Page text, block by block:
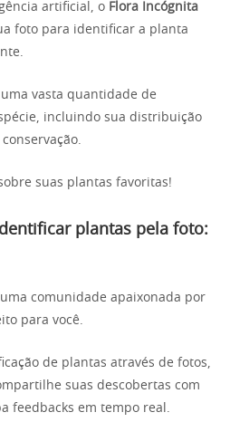
artificial, o Flora Incógnita
foto para identificar a planta
vasta quantidade de
incluindo sua distribuição
suas plantas favoritas!
plantas pela foto:
comunidade apaixonada por
para você.
de plantas através de fotos,
suas descobertas com
feedbacks em tempo real.